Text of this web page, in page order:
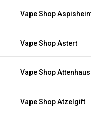
Vape Shop
Vape Shop Astert
Vape Shop
Vape Shop Atzelgift